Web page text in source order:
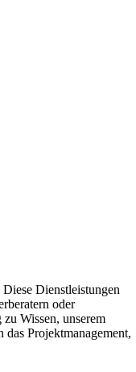
Dienstleistungen
oder
Wissen, unserem
Projektmanagement,